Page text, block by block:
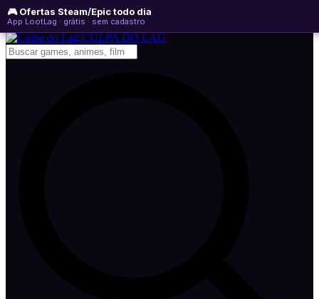
🎮 Ofertas Steam/Epic todo dia
App LootLag · grátis · sem cadastro
sábado, 08 de agosto de 2026 WhatsApp
Newsletter
CULPA DO LAG